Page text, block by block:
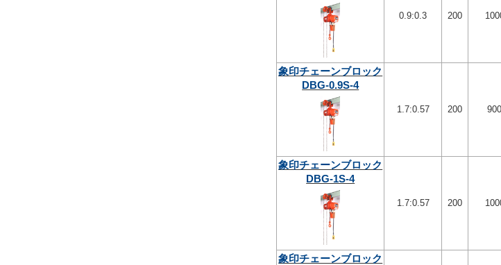
0.9:0.3 200
象印チェーンブロック
DBG-0.9S-4
1.7:0.57 200 900
象印チェーンブロック
DBG-1S-4
1.7:0.57 200
象印チェーンブロック